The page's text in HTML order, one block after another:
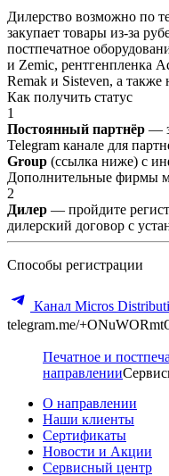
Дилерство возможно по
закупает товары из-за
постпечатное
и Zemic, рентгенпленка
Remak и Sisteven, а также
Как получить статус
1
Постоянный партнёр —
Telegram канале для
Group (ссылка ниже) с
Дополнительные фирмы
2
Дилер — пройдите
дилерский договор с
Способы регистрации
Канал Micros
telegram.me/
Печатное и
направлении
О направлении
Наши клиенты
Сертификаты
Новости и Акции
Сервисный центр